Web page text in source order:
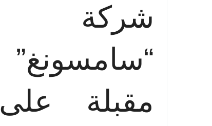
شركة
“سامسونغ”
مقبلة على